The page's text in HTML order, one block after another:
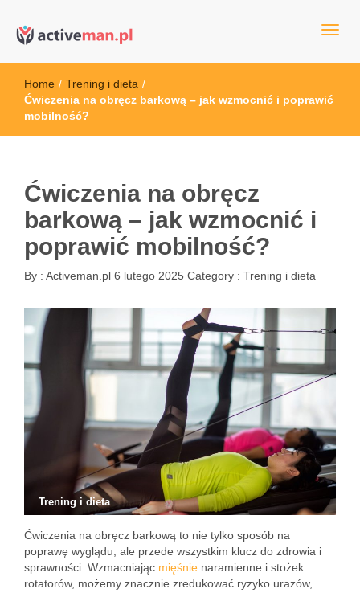
active man – sprzęt sportowy
sportowym
Home / Trening i dieta /
Ćwiczenia na obręcz barkową – jak wzmocnić i poprawić
mobilność?
Ćwiczenia na obręcz
barkową – jak wzmocnić i
poprawić mobilność?
By : Activeman.pl 6 lutego 2025 Category : Trening i dieta
Trening i dieta
Ćwiczenia na obręcz barkową to nie tylko sposób na
poprawę wyglądu, ale przede wszystkim klucz do zdrowia i
sprawności. Wzmacniając mięśnie naramienne i stożek
rotatorów, możemy znacznie zredukować ryzyko urazów,